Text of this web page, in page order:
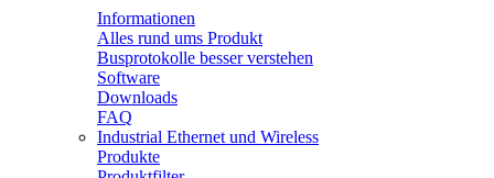
Informationen
Alles rund ums Produkt
Busprotokolle besser verstehen
Software
Downloads
FAQ
Industrial Ethernet und Wireless
Produkte